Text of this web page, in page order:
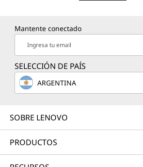
Mantente conectado
Ingresa tu email
SELECCIÓN DE PAÍS
ARGENTINA
SOBRE LENOVO
PRODUCTOS